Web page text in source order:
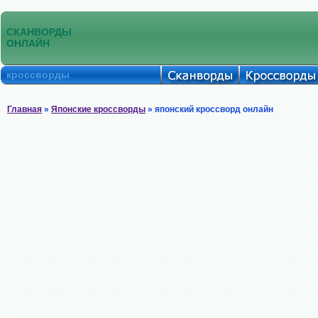
СКАНВОРДЫ
ОНЛАЙН
кроссворды
Главная » Японские кроссворды » японский кроссворд онлайн